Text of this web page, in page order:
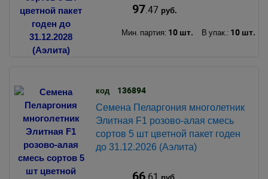
97.47 руб.
Мин. партия: 10 шт. В упак.: 10 шт.
код 136894
Семена Пеларгония многолетник
Элитная F1 розово-алая смесь
сортов 5 шт цветной пакет годен
до 31.12.2026 (Аэлита)